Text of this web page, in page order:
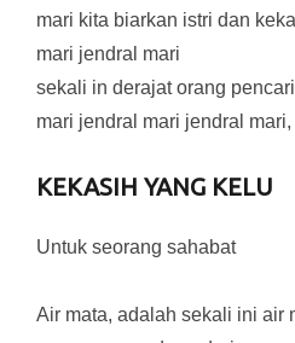
mari kita biarkan istri dan
mari jendral mari
sekali in derajat orang
mari jendral mari jendral
KEKASIH YANG KELU
Untuk seorang sahabat
Air mata, adalah sekali ini air